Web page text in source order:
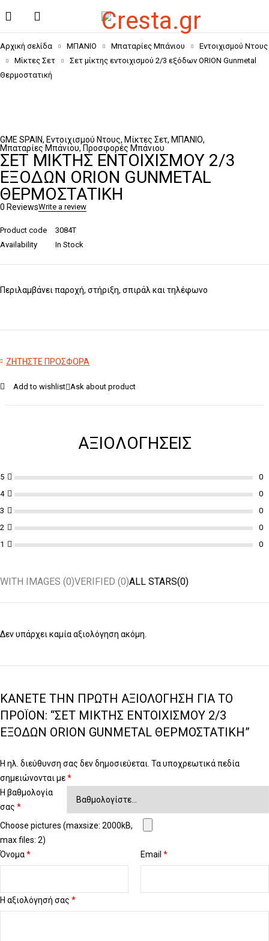
Αρχική σελίδα ΜΠΑΝΙΟ Μπαταρίες Μπάνιου
Εντοιχισμού Ντους
Μίκτες Σετ
Σετ μίκτης εντοιχισμού 2/3 εξόδων ORION Gunmetal
Θερμοστατική
GME SPAIN, Εντοιχισμού Ντους, Μίκτες Σετ, ΜΠΑΝΙΟ,
Μπαταρίες Μπάνιου, Προσφορές Μπάνιου
ΣΕΤ ΜΊΚΤΗΣ ΕΝΤΟΙΧΙΣΜΟΎ 2/3
ΕΞΌΔΩΝ ORION GUNMETAL
ΘΕΡΜΟΣΤΑΤΙΚΉ
0 ReviewsWrite a review
Product code
3084T
Availability
In Stock
Περιλαμβάνει παροχή, στήριξη, σπιράλ και τηλέφωνο
ΖΗΤΗΣΤΕ ΠΡΟΣΦΟΡΑ
Add to wishlist Ask about product
ΑΞΙΟΛΟΓΉΣΕΙΣ
5
4
3
2
1
WITH IMAGES (0)VERIFIED (0)ALL STARS(0)
Δεν υπάρχει καμία αξιολόγηση ακόμη.
ΚΆΝΕΤΕ ΤΗΝ ΠΡΏΤΗ ΑΞΙΟΛΌΓΗΣΗ ΓΙΑ ΤΟ
ΠΡΟΪΌΝ: “ΣΕΤ ΜΊΚΤΗΣ ΕΝΤΟΙΧΙΣΜΟΎ 2/3
ΕΞΌΔΩΝ ORION GUNMETAL ΘΕΡΜΟΣΤΑΤΙΚΉ”
Η ηλ. διεύθυνση σας δεν δημοσιεύεται. Τα υποχρεωτικά πεδία
σημειώνονται με*
Η βαθμολογία
σας *
Η αξιολόγησή σας *
Choose pictures (maxsize: 2000kB,
max files: 2)
Όνομα* Email *